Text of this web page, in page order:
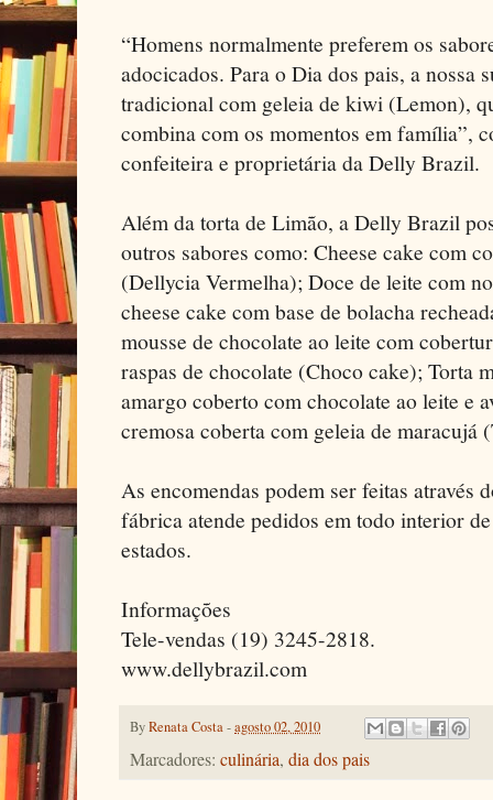
“Homens normalmente preferem os
adocicados. Para o Dia dos pais, a nossa
tradicional com geleia de kiwi (Lemon),
combina com os momentos em família”,
confeiteira e proprietária da Delly Brazil.
Além da torta de Limão, a Delly Brazil
outros sabores como: Cheese cake com
(Dellycia Vermelha); Doce de leite com
cheese cake com base de bolacha
mousse de chocolate ao leite com
raspas de chocolate (Choco cake); Torta
amargo coberto com chocolate ao leite e
cremosa coberta com geleia de maracujá
As encomendas podem ser feitas através
fábrica atende pedidos em todo interior
estados.
Informações
Tele-vendas (19) 3245-2818.
www.dellybrazil.com
ByRenata Costa-agosto 02, 2010
Marcadores: culinária, dia dos pais